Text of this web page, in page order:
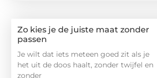
Zo kies je de juiste maat zonder
passen
Je wilt dat iets meteen goed zit als je
het uit de doos haalt, zonder twijfel en
zonder